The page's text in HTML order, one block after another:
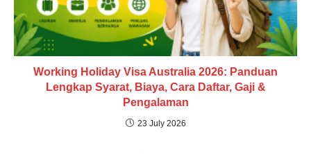
Working Holiday Visa Australia 2026: Panduan
Lengkap Syarat, Biaya, Cara Daftar, Gaji &
Pengalaman
23 July 2026